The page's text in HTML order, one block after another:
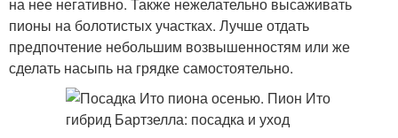
пионы на болотистых участках. Лучше отдать
предпочтение небольшим возвышенностям или же
сделать насыпь на грядке самостоятельно.